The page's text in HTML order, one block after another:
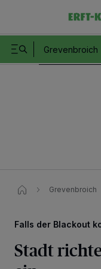
Grevenbroich
Grevenbroich
Falls der Blackout
Stadt